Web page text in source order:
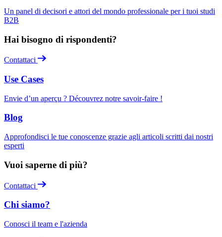
Un panel di decisori e attori del mondo professionale per i tuoi studi
B2B
Hai bisogno di rispondenti?
Contattaci
Use Cases
Envie d’un aperçu ? Découvrez notre savoir-faire !
Blog
Approfondisci le tue conoscenze grazie agli articoli scritti dai nostri
esperti
Vuoi saperne di più?
Contattaci
Chi siamo?
Conosci il team e l'azienda